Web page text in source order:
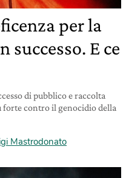
per la
successo. E ce
di pubblico e raccolta
forte contro il genocidio della
Mastrodonato